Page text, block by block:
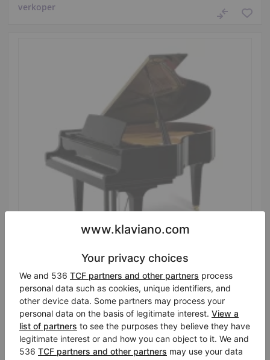
verkoper
Verkoopprijs:
$20,426.87
Hot
Nieuw, Kawai, GL-40
Lengte:5′10″
Land:Australië
Stad:Carlingford